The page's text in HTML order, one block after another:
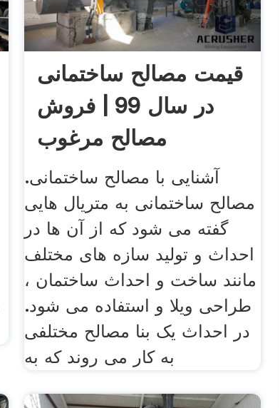
قیمت مصالح ساختمانی
در سال 99 | فروش
مصالح مرغوب
ساختمان
آشنایی با مصالح ساختمانی.
مصالح ساختمانی به متریال هایی
گفته می شود که از آن ها در
احداث و تولید سازه های مختلف
مانند ساخت و احداث ساختمان ،
طراحی ویلا و استفاده می شود.
در احداث یک بنا مصالح مختلفی
به کار می روند که به